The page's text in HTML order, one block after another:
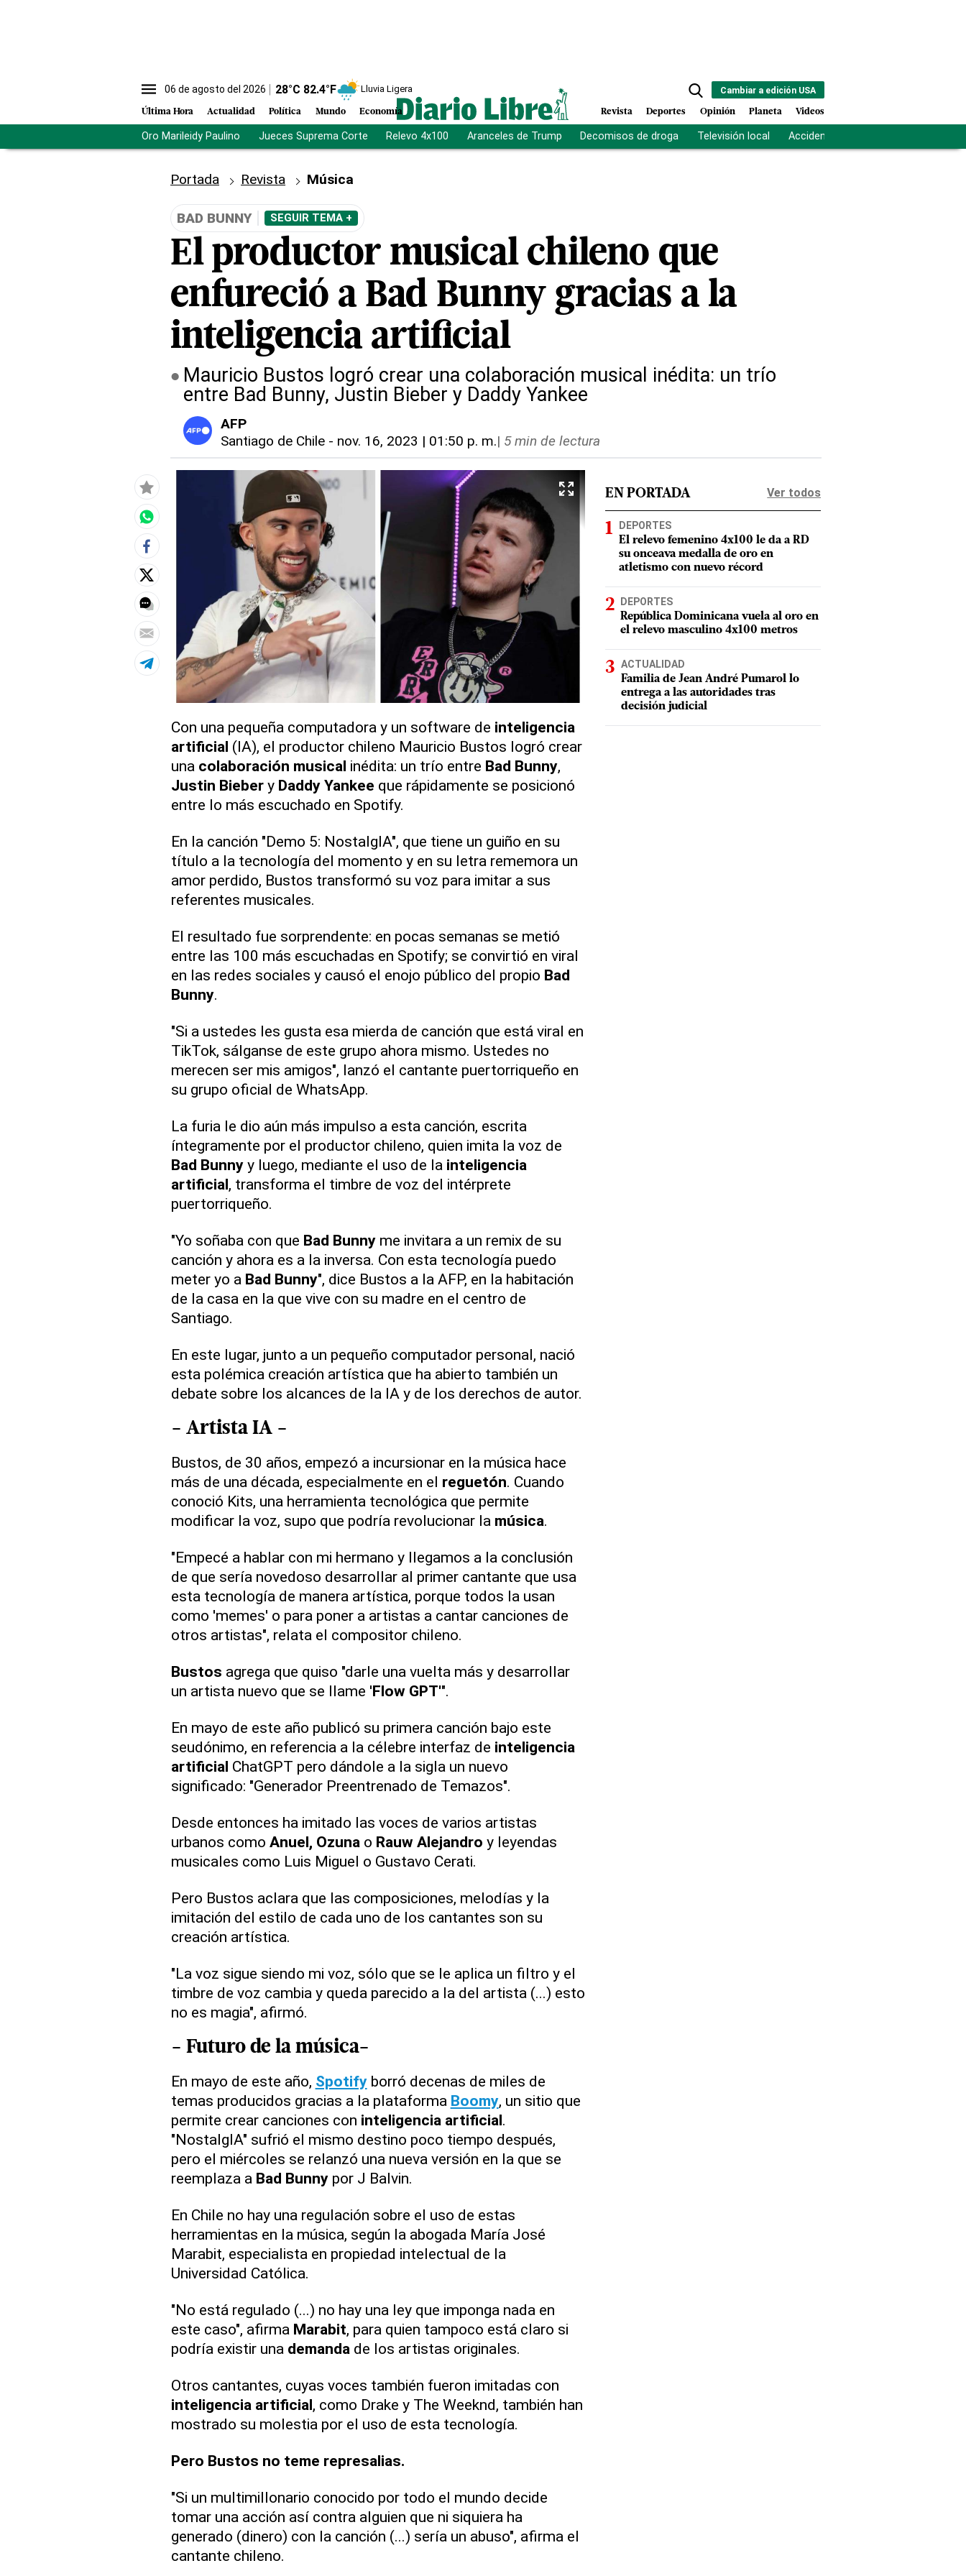
06 de agosto del 2026 28°C 82.4°F Lluvia Ligera
Última Hora Actualidad Política Mundo Economía
Cambiar a edición USA
Revista Deportes Opinión Planeta Videos
Oro Marileidy Paulino Jueces Suprema Corte Relevo 4x100 Aranceles de Trump Decomisos de droga Televisión local Accidente Los Ríos
Portada Revista Música
BAD BUNNY SEGUIR TEMA +
El productor musical chileno que
enfureció a Bad Bunny gracias a la
inteligencia artificial
Mauricio Bustos logró crear una colaboración musical inédita: un trío
entre Bad Bunny, Justin Bieber y Daddy Yankee
AFP
Santiago de Chile - nov. 16, 2023 | 01:50 p. m.| 5 min de lectura
Con una pequeña computadora y un software de inteligencia
artificial (IA), el productor chileno Mauricio Bustos logró crear
una colaboración musical inédita: un trío entre Bad Bunny,
Justin Biebery Daddy Yankee que rápidamente se posicionó
entre lo más escuchado en Spotify.
En la canción "Demo 5: NostalgIA", que tiene un guiño en su
título a la tecnología del momento y en su letra rememora un
amor perdido, Bustos transformó su voz para imitar a sus
referentes musicales.
El resultado fue sorprendente: en pocas semanas se metió
entre las 100 más escuchadas en Spotify; se convirtió en viral
en las redes sociales y causó el enojo público del propio Bad
Bunny.
"Si a ustedes les gusta esa mierda de canción que está viral en
TikTok, sálganse de este grupo ahora mismo. Ustedes no
merecen ser mis amigos", lanzó el cantante puertorriqueño en
su grupo oficial de WhatsApp.
La furia le dio aún más impulso a esta canción, escrita
íntegramente por el productor chileno, quien imita la voz de
Bad Bunnyy luego, mediante el uso de la inteligencia
artificial, transforma el timbre de voz del intérprete
puertorriqueño.
"Yo soñaba con que Bad Bunnyme invitara a un remix de su
canción y ahora es a la inversa. Con esta tecnología puedo
meter yo a Bad Bunny", dice Bustos a la AFP, en la habitación
de la casa en la que vive con su madre en el centro de
Santiago.
En este lugar, junto a un pequeño computador personal, nació
esta polémica creación artística que ha abierto también un
debate sobre los alcances de la IA y de los derechos de autor.
- Artista IA -
Bustos, de 30 años, empezó a incursionar en la música hace
más de una década, especialmente en el reguetón. Cuando
conoció Kits, una herramienta tecnológica que permite
modificar la voz, supo que podría revolucionar la música.
"Empecé a hablar con mi hermano y llegamos a la conclusión
de que sería novedoso desarrollar al primer cantante que usa
esta tecnología de manera artística, porque todos la usan
como 'memes' o para poner a artistas a cantar canciones de
otros artistas", relata el compositor chileno.
Bustos agrega que quiso "darle una vuelta más y desarrollar
un artista nuevo que se llame 'Flow GPT'".
En mayo de este año publicó su primera canción bajo este
seudónimo, en referencia a la célebre interfaz de inteligencia
artificial ChatGPT pero dándole a la sigla un nuevo
significado: "Generador Preentrenado de Temazos".
Desde entonces ha imitado las voces de varios artistas
urbanos como Anuel, Ozuna o Rauw Alejandro y leyendas
musicales como Luis Miguel o Gustavo Cerati.
Pero Bustos aclara que las composiciones, melodías y la
imitación del estilo de cada uno de los cantantes son su
creación artística.
"La voz sigue siendo mi voz, sólo que se le aplica un filtro y el
timbre de voz cambia y queda parecido a la del artista (...) esto
no es magia", afirmó.
- Futuro de la música-
En mayo de este año, Spotifyborró decenas de miles de
temas producidos gracias a la plataforma Boomy, un sitio que
permite crear canciones con inteligencia artificial.
"NostalgIA" sufrió el mismo destino poco tiempo después,
pero el miércoles se relanzó una nueva versión en la que se
reemplaza a Bad Bunnypor J Balvin.
En Chile no hay una regulación sobre el uso de estas
herramientas en la música, según la abogada María José
Marabit, especialista en propiedad intelectual de la
Universidad Católica.
"No está regulado (...) no hay una ley que imponga nada en
este caso", afirma Marabit, para quien tampoco está claro si
podría existir una demandade los artistas originales.
Otros cantantes, cuyas voces también fueron imitadas con
inteligencia artificial, como Drake y The Weeknd, también han
mostrado su molestia por el uso de esta tecnología.
Pero Bustos no teme represalias.
"Si un multimillonario conocido por todo el mundo decide
tomar una acción así contra alguien que ni siquiera ha
generado (dinero) con la canción (...) sería un abuso", afirma el
cantante chileno.
EN PORTADA Ver todos
DEPORTES
El relevo femenino 4x100 le da a RD
su onceava medalla de oro en
atletismo con nuevo récord
DEPORTES
República Dominicana vuela al oro en
el relevo masculino 4x100 metros
ACTUALIDAD
Familia de Jean André Pumarol lo
entrega a las autoridades tras
decisión judicial